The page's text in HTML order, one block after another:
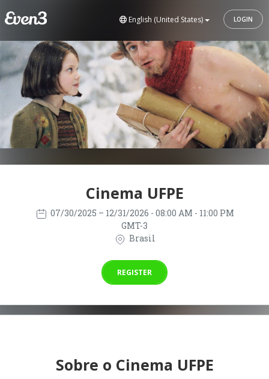
English (United States) LOGIN
Cinema UFPE
07/30/2025 – 12/31/2026 - 08:00 AM - 11:00 PM
GMT-3
Brasil
REGISTER
Sobre o Cinema UFPE